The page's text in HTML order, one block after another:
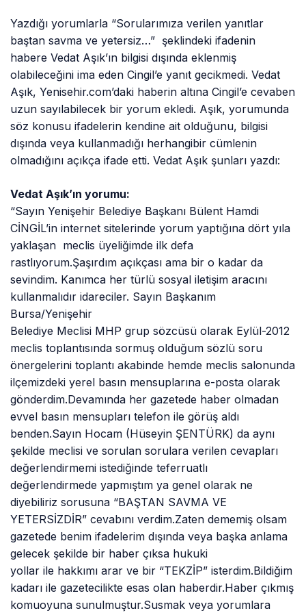
Yazdığı yorumlarla “Sorularımıza verilen yanıtlar
baştan savma ve yetersiz…” şeklindeki ifadenin
habere Vedat Aşık’ın bilgisi dışında eklenmiş
olabileceğini ima eden Cingil’e yanıt gecikmedi. Vedat
Aşık, Yenisehir.com’daki haberin altına Cingil’e cevaben
uzun sayılabilecek bir yorum ekledi. Aşık, yorumunda
söz konusu ifadelerin kendine ait olduğunu, bilgisi
dışında veya kullanmadığı herhangibir cümlenin
olmadığını açıkça ifade etti. Vedat Aşık şunları yazdı:
Vedat Aşık’ın yorumu:
“Sayın Yenişehir Belediye Başkanı Bülent Hamdi
CİNGİL’in internet sitelerinde yorum yaptığına dört yıla
yaklaşan meclis üyeliğimde ilk defa
rastlıyorum.Şaşırdım açıkçası ama bir o kadar da
sevindim. Kanımca her türlü sosyal iletişim aracını
kullanmalıdır idareciler. Sayın Başkanım
Bursa/Yenişehir
Belediye Meclisi MHP grup sözcüsü olarak Eylül-2012
meclis toplantısında sormuş olduğum sözlü soru
önergelerini toplantı akabinde hemde meclis salonunda
ilçemizdeki yerel basın mensuplarına e-posta olarak
gönderdim.Devamında her gazetede haber olmadan
evvel basın mensupları telefon ile görüş aldı
benden.Sayın Hocam (Hüseyin ŞENTÜRK) da aynı
şekilde meclisi ve sorulan sorulara verilen cevapları
değerlendirmemi istediğinde teferruatlı
değerlendirmede yapmıştım ya genel olarak ne
diyebiliriz sorusuna “BAŞTAN SAVMA VE
YETERSİZDİR” cevabını verdim.Zaten dememiş olsam
gazetede benim ifadelerim dışında veya başka anlama
gelecek şekilde bir haber çıksa hukuki
yollar ile hakkımı arar ve bir “TEKZİP” isterdim.Bildiğim
kadarı ile gazetecilikte esas olan haberdir.Haber çıkmış
komuoyuna sunulmuştur.Susmak veya yorumlara